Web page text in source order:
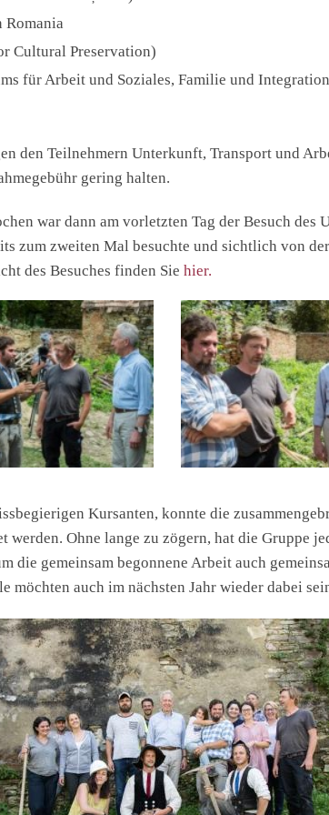
Romania
Cultural Preservation)
für Arbeit und Soziales, Familie und Integration
den Teilnehmern Unterkunft, Transport und
gering halten.
war dann am vorletzten Tag der Besuch des
zum zweiten Mal besuchte und sichtlich von
des Besuches finden Sie hier.
Kursanten, konnte die
Ohne lange zu zögern, hat die Gruppe
die gemeinsam begonnene Arbeit auch
möchten auch im nächsten Jahr wieder dabei